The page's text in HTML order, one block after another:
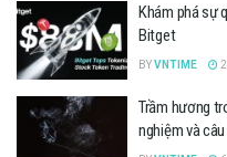
Khám phá sự
Bitget
BYVNTIME
Trầm hương
nghiệm và